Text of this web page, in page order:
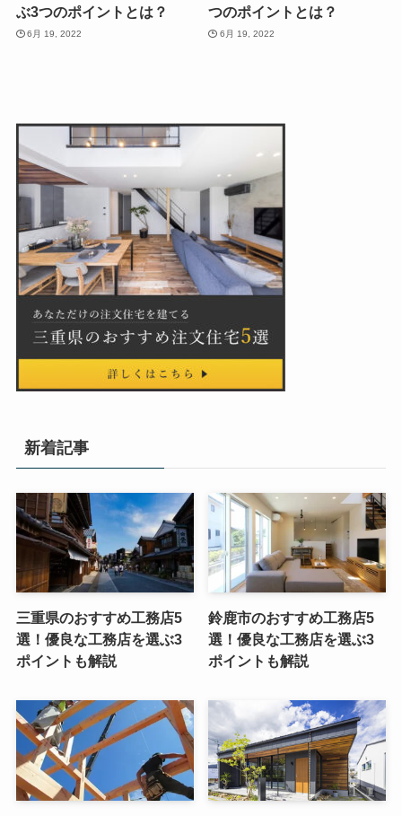
ぶ3つのポイントとは？
6月 19, 2022
つのポイントとは？
6月 19, 2022
新着記事
三重県のおすすめ工務店5
選！優良な工務店を選ぶ3
ポイントも解説
鈴鹿市のおすすめ工務店5
選！優良な工務店を選ぶ3
ポイントも解説